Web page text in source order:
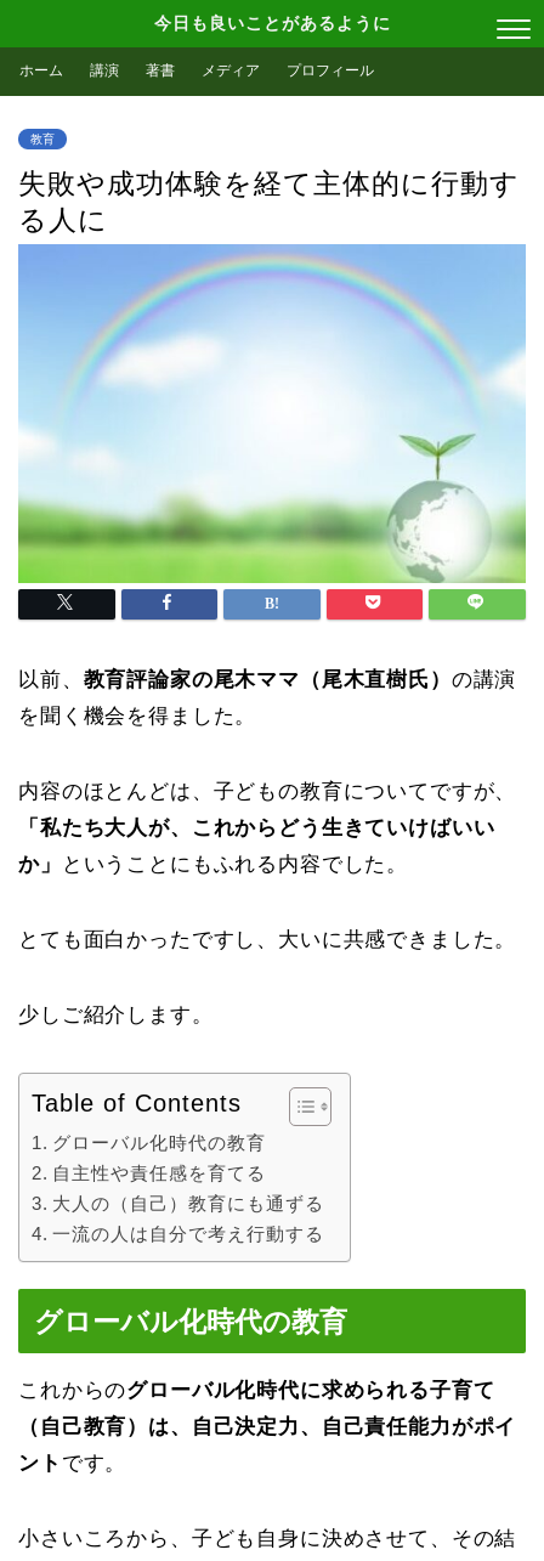
今日も良いことがあるように
ホーム 講演 著書 メディア プロフィール
教育
失敗や成功体験を経て主体的に行動す
る人に
以前、 教育評論家の尾木ママ（尾木直樹氏） の講演
を聞く機会を得ました。
内容のほとんどは、子どもの教育についてですが、
「私たち大人が、これからどう生きていけばいい
か」
ということにもふれる内容でした。
とても面白かったですし、大いに共感できました。
少しご紹介します。
Table of Contents
グローバル化時代の教育
自主性や責任感を育てる
大人の（自己）教育にも通ずる
一流の人は自分で考え行動する
グローバル化時代の教育
これからのグローバル化時代に求められる子育て
（自己教育）は、自己決定力、自己責任能力がポイ
ント です。
小さいころから、子ども自身に決めさせて、その結